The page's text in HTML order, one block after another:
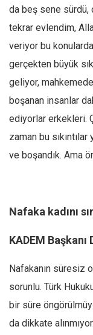
da beş sene sürdü,
tekrar evlendim,
veriyor bu
gerçekten büyük
geliyor,
boşanan insanlar
ediyorlar erkekleri.
zaman bu
ve boşandık. Ama
Nafaka kadını
KADEM Başkanı
Nafakanın süresiz
sorunlu. Türk
bir süre
da dikkate